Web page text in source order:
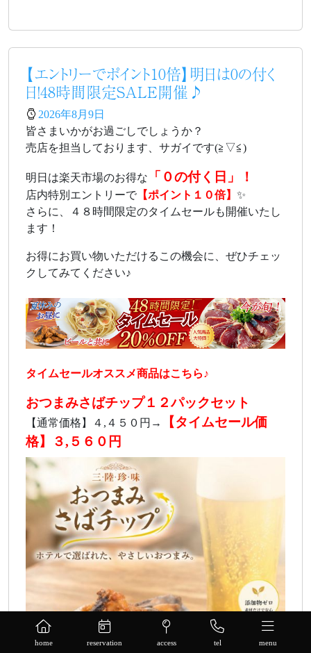
home reservation access tel menu
【エントリーでポイント10倍】明日は0の付く
日！48時間限定SALE開催♪
2026年8月9日
皆さまいかがお過ごしでしょうか？
売店を担当しております、サガイです(≧▽≦)
明日は楽天市場のお得な 「０の付く日」！
店内特別エントリーで 【ポイント１０倍】 ✨
さらに、４８時間限定のタイムセールも開催いたし
ます！
お得にお買い物いただけるこの機会に、ぜひチェッ
クしてみてください♪
タイムセールオススメ商品はこちら♪
おつまみさばチップ１２パックセット
【通常価格】４,４５０円→
【タイムセール価
格】３,５６０円